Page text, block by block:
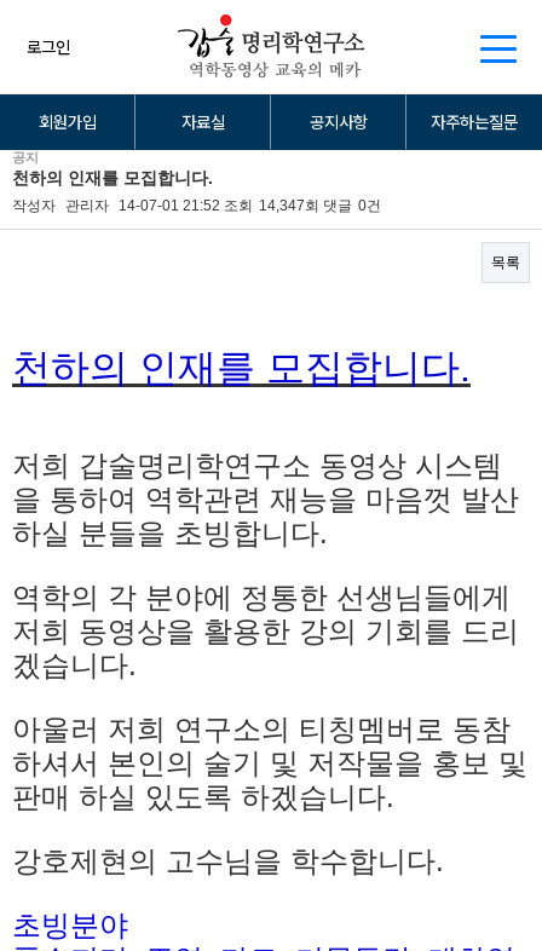
로그인
회원가입 자료실 공지사항 자주하는질문
공지
천하의 인재를 모집합니다.
작성자 관리자 14-07-01 21:52 조회 14,347회 댓글 0건
목록
천하의 인재를 모집합니다.
저희 갑술명리학연구소 동영상 시스템
을 통하여 역학관련 재능을 마음껏 발산
하실 분들을 초빙합니다.
역학의 각 분야에 정통한 선생님들에게
저희 동영상을 활용한 강의 기회를 드리
겠습니다.
아울러 저희 연구소의 티칭멤버로 동참
하셔서 본인의 술기 및 저작물을 홍보 및
판매 하실 있도록 하겠습니다.
강호제현의 고수님을 학수합니다.
초빙분야